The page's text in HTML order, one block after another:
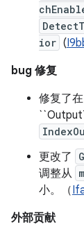
ior (
bug 修复
修复了在
更改了
调整从
小。（
外部贡献